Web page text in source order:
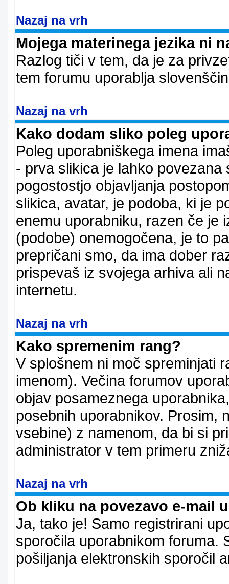
Nazaj na vrh
Mojega materinega jezika ni
Razlog tiči v tem, da je za
tem forumu uporablja
Nazaj na vrh
Kako dodam sliko poleg
Poleg uporabniškega imena
- prva slikica je lahko
pogostostjo objavljanja
slikica, avatar, je podoba, ki je
enemu uporabniku, razen če je
(podobe) onemogočena, je to
prepričani smo, da ima dober
prispevaš iz svojega arhiva ali
internetu.
Nazaj na vrh
Kako spremenim rang?
V splošnem ni moč spreminjati
imenom). Večina forumov
objav posameznega
posebnih uporabnikov. Prosim,
vsebine) z namenom, da bi si
administrator v tem primeru
Nazaj na vrh
Ob kliku na povezavo e-mail
Ja, tako je! Samo registrirani
sporočila uporabnikom foruma.
pošiljanja elektronskih sporočil